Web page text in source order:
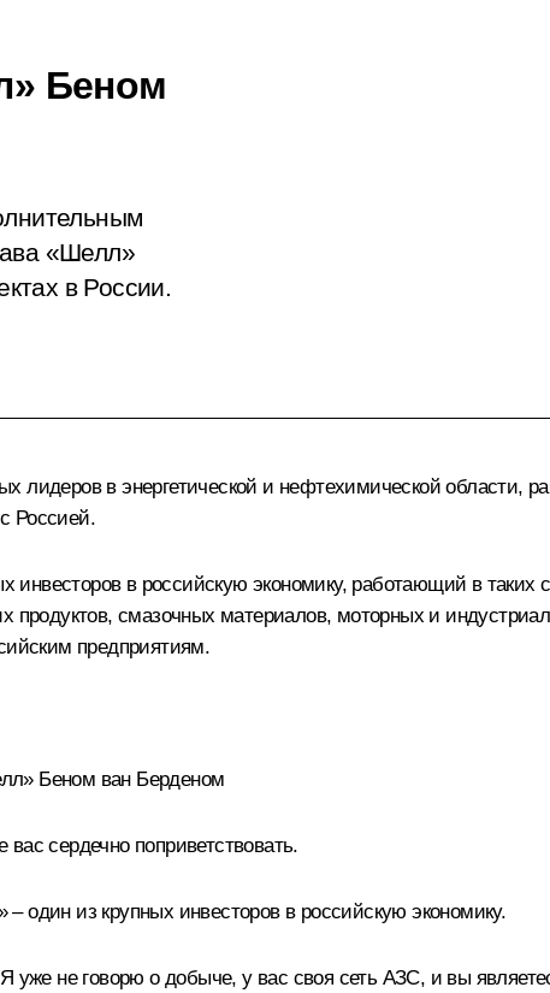
Беном
«Шелл»
в России.
в энергетической и нефтехимической области,
Россией.
в российскую экономику, работающий в таких
продуктов, смазочных материалов, моторных и
предприятиям.
Беном ван Берденом
сердечно поприветствовать.
из крупных инвесторов в российскую экономику.
уже не говорю о добыче, у вас своя сеть АЗС, и вы